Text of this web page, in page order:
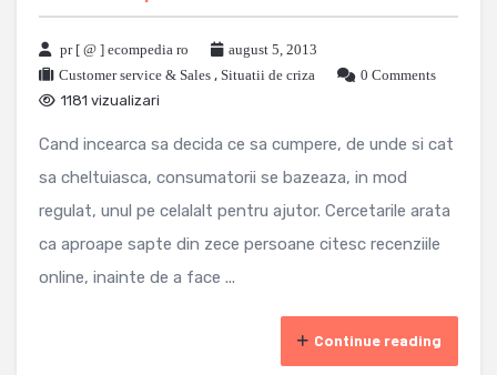
pr [ @ ] ecompedia ro
august 5, 2013
Customer service & Sales , Situatii de criza
0 Comments
1181 vizualizari
Cand incearca sa decida ce sa cumpere, de unde si cat
sa cheltuiasca, consumatorii se bazeaza, in mod
regulat, unul pe celalalt pentru ajutor. Cercetarile arata
ca aproape sapte din zece persoane citesc recenziile
online, inainte de a face ...
Continue reading